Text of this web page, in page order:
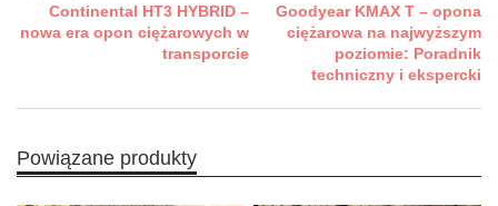
Continental HT3 HYBRID –
nowa era opon ciężarowych w
transporcie
Goodyear KMAX T – opona
ciężarowa na najwyższym
poziomie: Poradnik
techniczny i ekspercki
Powiązane produkty